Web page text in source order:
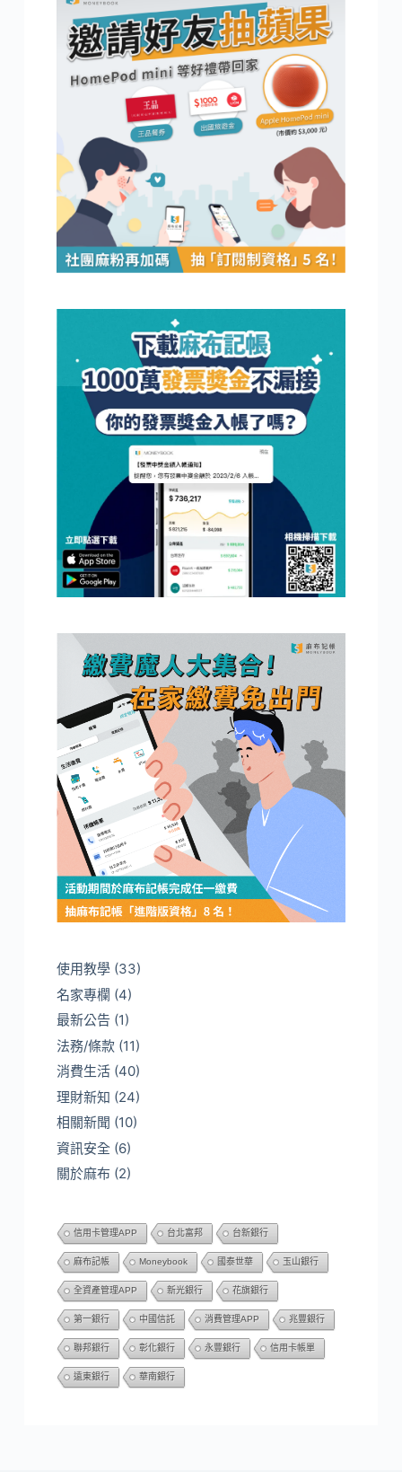
使用教學(33)
名家專欄 (4)
最新公告(1)
法務/條款(11)
消費生活(40)
理財新知 (24)
相關新聞 (10)
資訊安全(6)
關於麻布 (2)
信用卡管理APP 台北富邦 台新銀行
麻布記帳 Moneybook 國泰世華 玉山銀行
全資產管理APP 新光銀行 花旗銀行
第一銀行 中國信託 消費管理APP 兆豐銀行
聯邦銀行 彰化銀行 永豐銀行 信用卡帳單
遠東銀行 華南銀行